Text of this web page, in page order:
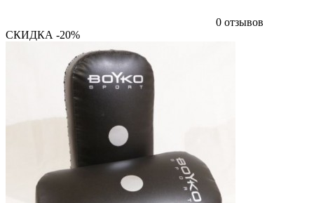
0 отзывов
СКИДКА -20%